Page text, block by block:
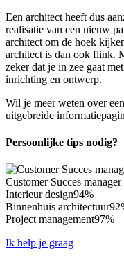
Een architect heeft dus
realisatie van een nieuw
architect om de hoek
architect is dan ook flink.
zeker dat je in zee gaat
inrichting en ontwerp.
Wil je meer weten over
uitgebreide
Persoonlijke tips nodig?
Customer Succes
Interieur design94%
Binnenhuis architectuur
Project management97%
Ik help je graag